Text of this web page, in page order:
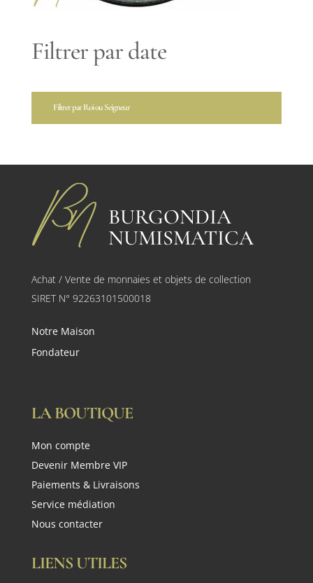
Filtrer par date
Filtrer par Roi ou Seigneur
BURGONDIA
NUMISMATICA
Achat / Vente de monnaies et objets de collection
SIRET N° 92263101500018
Notre Maison
Fondateur
LA BOUTIQUE
Mon compte
Devenir Membre VIP
Paiements & Livraisons
Service médiation
Nous contacter
LIENS UTILES